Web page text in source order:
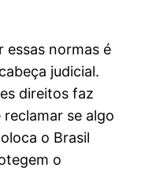
essas normas é
judicial.
direitos faz
se algo
o Brasil
o